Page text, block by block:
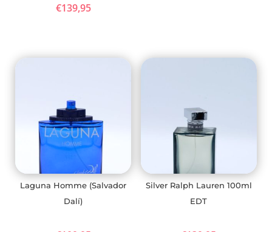
€139,95
Laguna Homme (Salvador
Dalí)
Silver Ralph Lauren 100ml
EDT